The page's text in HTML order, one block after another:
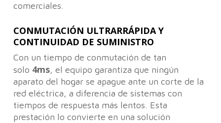
comerciales.
CONMUTACIÓN ULTRARRÁPIDA Y
CONTINUIDAD DE SUMINISTRO
Con un tiempo de conmutación de tan
solo 4ms, el equipo garantiza que ningún
aparato del hogar se apague ante un corte de la
red eléctrica, a diferencia de sistemas con
tiempos de respuesta más lentos. Esta
prestación lo convierte en una solución